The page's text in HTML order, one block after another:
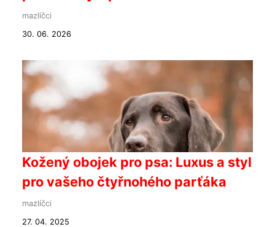
mazlíčci
30. 06. 2026
Kožený obojek pro psa: Luxus a styl
pro vašeho čtyřnohého parťáka
mazlíčci
27. 04. 2025